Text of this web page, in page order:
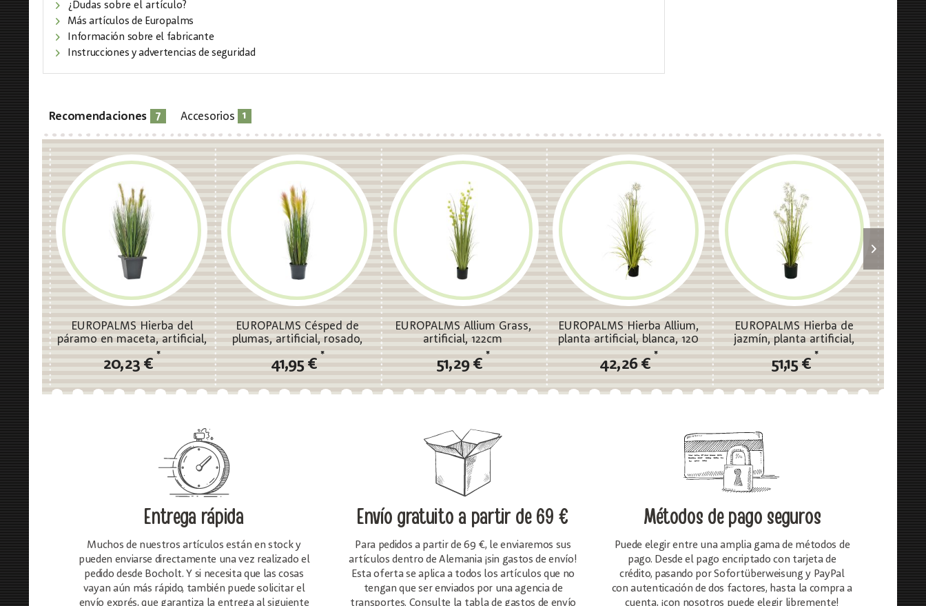
¿Dudas sobre el artículo?
Más artículos de Europalms
Información sobre el fabricante
Instrucciones y advertencias de seguridad
Recomendaciones 7 Accesorios 1
EUROPALMS Hierba del
páramo en maceta, artificial,
20,23 €
*
EUROPALMS Césped de
plumas, artificial, rosado,
41,95 €
*
EUROPALMS Allium Grass,
artificial, 122cm
51,29 €
*
EUROPALMS Hierba Allium,
planta artificial, blanca, 120
42,26 €
*
EUROPALMS Hierba de
jazmín, planta artificial,
blanca, 130 cm
51,15 €
*
Entrega rápida
Muchos de nuestros artículos están en stock y
pueden enviarse directamente una vez realizado el
pedido desde Bocholt. Y si necesita que las cosas
vayan aún más rápido, también puede solicitar el
envío exprés, que garantiza la entrega al siguiente
Envío gratuitoa partir de 69 €
Para pedidos a partir de 69 €, le enviaremos sus
artículos dentro de Alemania ¡sin gastos de envío!
Esta oferta se aplica a todos los artículos que no
tengan que ser enviados por una agencia de
transportes. Consulte la tabla de gastos de envío
Métodos de pago seguros
Puede elegir entre una amplia gama de métodos de
pago. Desde el pago encriptado con tarjeta de
crédito, pasando por Sofortüberweisung y PayPal
con autenticación de dos factores, hasta la compra a
cuenta, ¡con nosotros puede elegir libremente!